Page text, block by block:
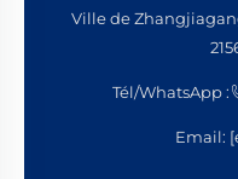
Ville de
Tél/WhatsApp :
Email: